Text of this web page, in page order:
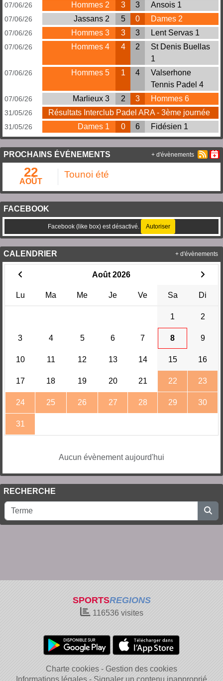
07/06/26 Hommes 2 3 3 Ansois 1
07/06/26 Jassans 2 5 0 Dames 2
07/06/26 Hommes 3 3 3 Lent Servas 1
07/06/26 Hommes 4 4 2
St Denis Buellas
1
07/06/26 Hommes 5 1 4
Valserhone
Tennis Padel 4
07/06/26 Marlieux 3 2 3 Hommes 6
31/05/26 Résultats Interclub Padel ARA - 3ème journée
31/05/26 Dames 1 0 6 Fidésien 1
PROCHAINS ÉVÉNEMENTS
22
AOÛT
Tounoi été
+ d'évènements
FACEBOOK
Facebook (like box) est désactivé. Autoriser
CALENDRIER
Août 2026
Lu Ma Me Je Ve Sa Di
1 2
3 4 5 6 7 8 9
10 11 12 13 14 15 16
17 18 19 20 21 22 23
24 25 26 27 28 29 30
31
Aucun évènement aujourd'hui
+ d'évènements
RECHERCHE
SPORTSREGIONS
116536 visites
Charte cookies
Gestion des cookies
Informations légales
Signaler un contenu inapproprié